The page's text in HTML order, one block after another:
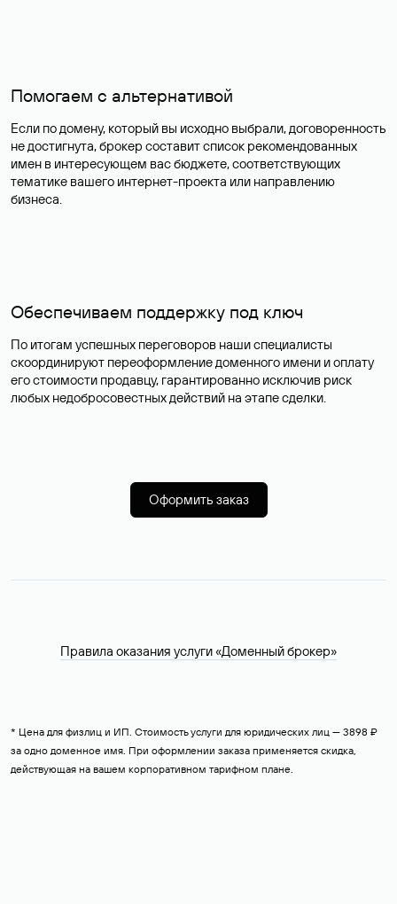
Помогаем с альтернативой
Если по домену, который вы исходно выбрали, договоренность
не достигнута, брокер составит список рекомендованных
имен в интересующем вас бюджете, соответствующих
тематике вашего интернет-проекта или направлению
бизнеса.
Обеспечиваем поддержку под ключ
По итогам успешных переговоров наши специалисты
скоординируют переоформление доменного имени и оплату
его стоимости продавцу, гарантированно исключив риск
любых недобросовестных действий на этапе сделки.
Оформить заказ
Правила оказания услуги «Доменный брокер»
* Цена для физлиц и ИП. Стоимость услуги для юридических лиц — 3898 ₽
за одно доменное имя. При оформлении заказа применяется скидка,
действующая на вашем корпоративном тарифном плане.